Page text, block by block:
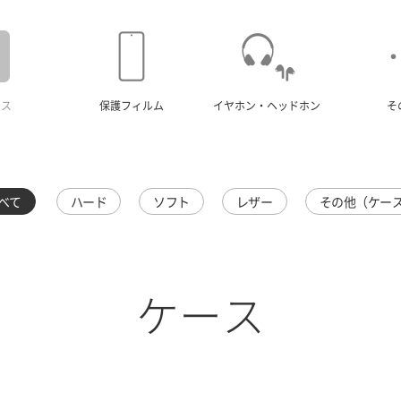
保護フィルム イヤホン・ヘッドホン そ
て ハード ソフト レザー その他（ケース
ケース